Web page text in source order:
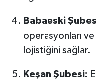
Babaeski
operasyonları
lojistiğini sağlar.
Keşan Şubesi: